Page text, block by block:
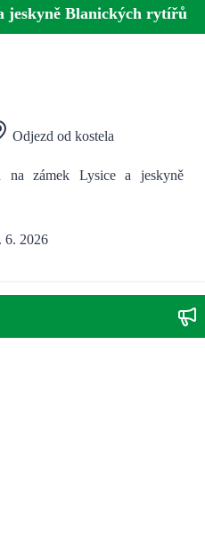
jeskyně Blanických rytířů
Odjezd od kostela
na zámek Lysice a jeskyně
6. 2026